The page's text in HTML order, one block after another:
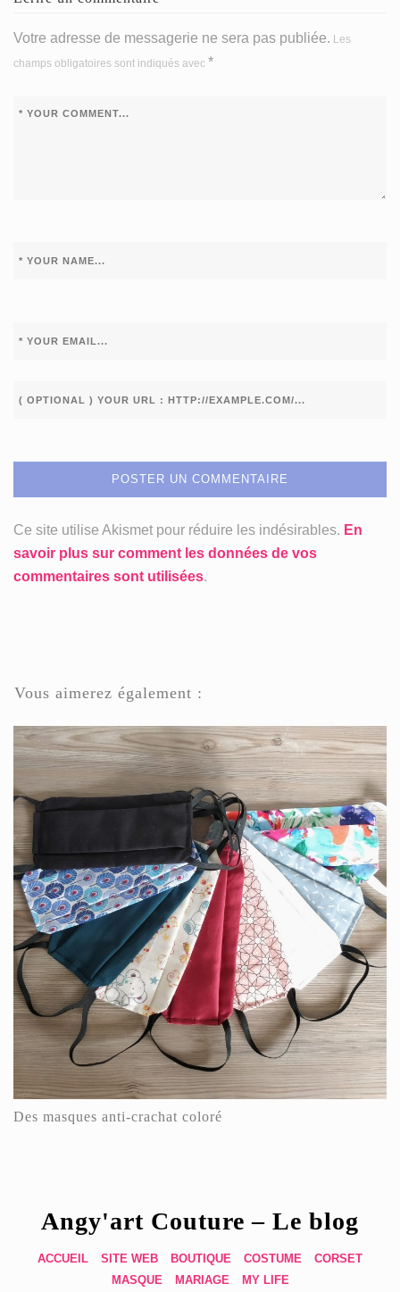
Votre adresse de messagerie ne sera pas publiée. Les
champs obligatoires sont indiqués avec *
Ce site utilise Akismet pour réduire les indésirables. En
savoir plus sur comment les données de vos
commentaires sont utilisées.
Vous aimerez également :
Des masques anti-crachat coloré
Angy'art Couture – Le blog
ACCUEIL SITE WEB BOUTIQUE COSTUME
CORSET
MASQUE
MARIAGE MY LIFE